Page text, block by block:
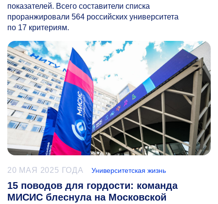
показателей. Всего составители списка
проранжировали 564 российских университета
по 17 критериям.
20 МАЯ 2025 ГОДА Университетская жизнь
15 поводов для гордости: команда
МИСИС блеснула на Московской